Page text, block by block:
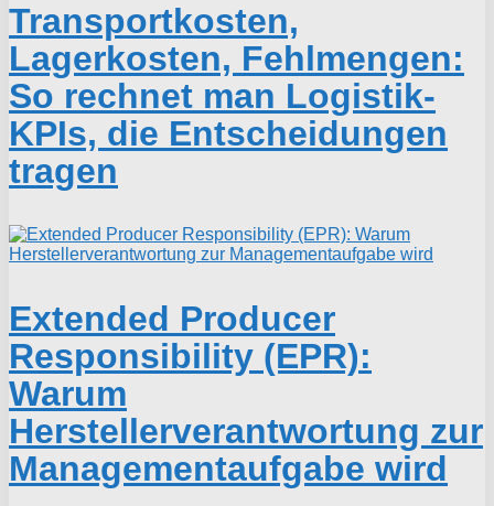
Transportkosten,
Lagerkosten, Fehlmengen:
So rechnet man Logistik-
KPIs, die Entscheidungen
tragen
Extended Producer
Responsibility (EPR):
Warum
Herstellerverantwortung zur
Managementaufgabe wird